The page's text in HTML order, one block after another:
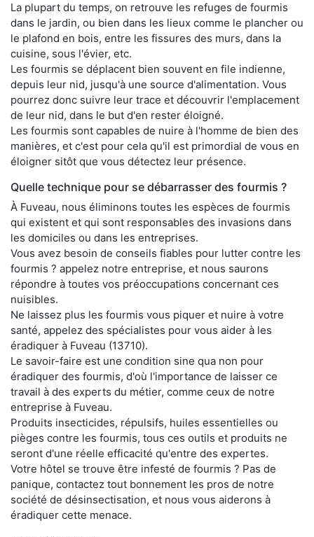
La plupart du temps, on retrouve les refuges de fourmis
dans le jardin, ou bien dans les lieux comme le plancher ou
le plafond en bois, entre les fissures des murs, dans la
cuisine, sous l'évier, etc.
Les fourmis se déplacent bien souvent en file indienne,
depuis leur nid, jusqu'à une source d'alimentation. Vous
pourrez donc suivre leur trace et découvrir l'emplacement
de leur nid, dans le but d'en rester éloigné.
Les fourmis sont capables de nuire à l'homme de bien des
manières, et c'est pour cela qu'il est primordial de vous en
éloigner sitôt que vous détectez leur présence.
Quelle technique pour se débarrasser des fourmis ?
À Fuveau, nous éliminons toutes les espèces de fourmis
qui existent et qui sont responsables des invasions dans
les domiciles ou dans les entreprises.
Vous avez besoin de conseils fiables pour lutter contre les
fourmis ? appelez notre entreprise, et nous saurons
répondre à toutes vos préoccupations concernant ces
nuisibles.
Ne laissez plus les fourmis vous piquer et nuire à votre
santé, appelez des spécialistes pour vous aider à les
éradiquer à Fuveau (13710).
Le savoir-faire est une condition sine qua non pour
éradiquer des fourmis, d'où l'importance de laisser ce
travail à des experts du métier, comme ceux de notre
entreprise à Fuveau.
Produits insecticides, répulsifs, huiles essentielles ou
pièges contre les fourmis, tous ces outils et produits ne
seront d'une réelle efficacité qu'entre des expertes.
Votre hôtel se trouve être infesté de fourmis ? Pas de
panique, contactez tout bonnement les pros de notre
société de désinsectisation, et nous vous aiderons à
éradiquer cette menace.